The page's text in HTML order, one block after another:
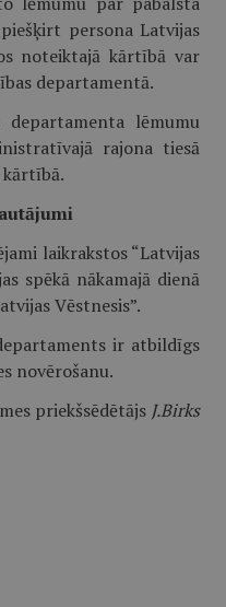
persona Latvijas
noteiktajā kārtībā var
departamentā.
departamenta lēmumu
rajona tiesā
laikrakstos “Latvijas
spēkā nākamajā dienā
Vēstnesis”.
ir atbildīgs
novērošanu.
priekšsēdētājs J.Birks